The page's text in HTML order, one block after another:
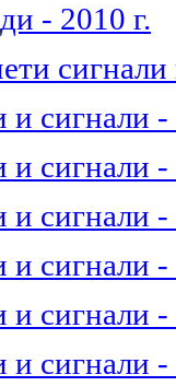
- 2010 г.
сигнали -
сигнали -
сигнали -
сигнали -
сигнали -
сигнали -